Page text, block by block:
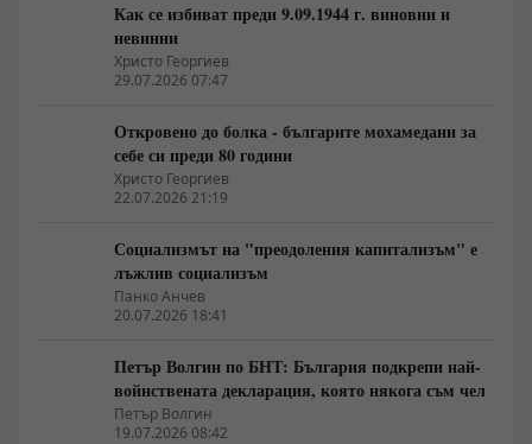
Как се избиват преди 9.09.1944 г. виновни и
невинни
Христо Георгиев
29.07.2026 07:47
Откровено до болка - българите мохамедани за
себе си преди 80 години
Христо Георгиев
22.07.2026 21:19
Социализмът на "преодоления капитализъм" е
лъжлив социализъм
Панко Анчев
20.07.2026 18:41
Петър Волгин по БНТ: България подкрепи най-
войнствената декларация, която някога съм чел
Петър Волгин
19.07.2026 08:42